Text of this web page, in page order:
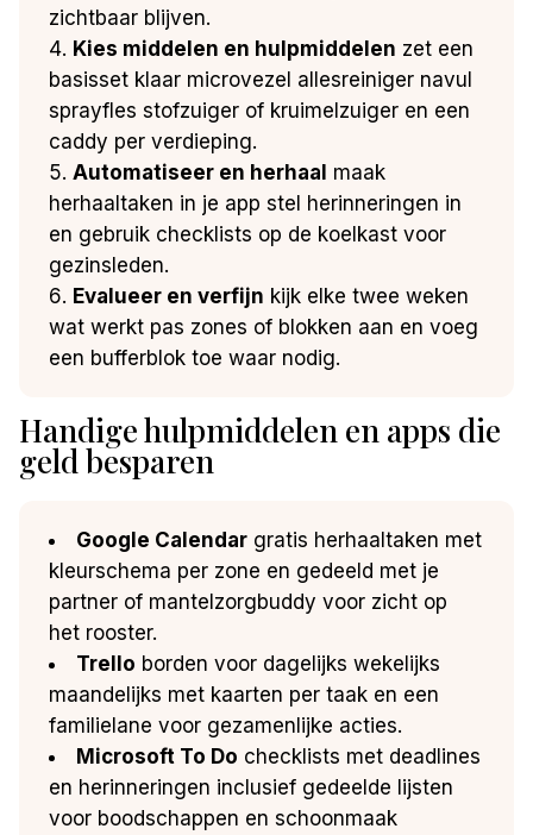
zichtbaar blijven.
Kies middelen en hulpmiddelen zet een
basisset klaar microvezel allesreiniger navul
sprayfles stofzuiger of kruimelzuiger en een
caddy per verdieping.
Automatiseer en herhaal maak
herhaaltaken in je app stel herinneringen in
en gebruik checklists op de koelkast voor
gezinsleden.
Evalueer en verfijn kijk elke twee weken
wat werkt pas zones of blokken aan en voeg
een bufferblok toe waar nodig.
Handige hulpmiddelen en apps die
geld besparen
Google Calendar gratis herhaaltaken met
kleurschema per zone en gedeeld met je
partner of mantelzorgbuddy voor zicht op
het rooster.
Trello borden voor dagelijks wekelijks
maandelijks met kaarten per taak en een
familielane voor gezamenlijke acties.
Microsoft To Do checklists met deadlines
en herinneringen inclusief gedeelde lijsten
voor boodschappen en schoonmaak